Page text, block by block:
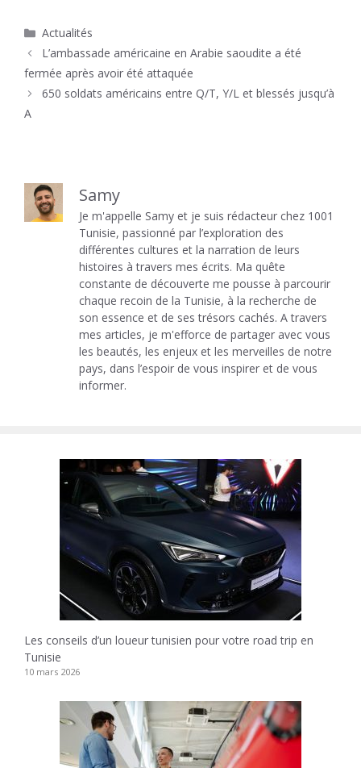
Catégories
Actualités
L’ambassade américaine en Arabie saoudite a été
fermée après avoir été attaquée
650 soldats américains entre Q/T, Y/L et blessés jusqu’à
A
Samy
Je m'appelle Samy et je suis rédacteur chez 1001
Tunisie, passionné par l’exploration des
différentes cultures et la narration de leurs
histoires à travers mes écrits. Ma quête
constante de découverte me pousse à parcourir
chaque recoin de la Tunisie, à la recherche de
son essence et de ses trésors cachés. A travers
mes articles, je m'efforce de partager avec vous
les beautés, les enjeux et les merveilles de notre
pays, dans l’espoir de vous inspirer et de vous
informer.
Les conseils d’un loueur tunisien pour votre road trip en
Tunisie
10 mars 2026